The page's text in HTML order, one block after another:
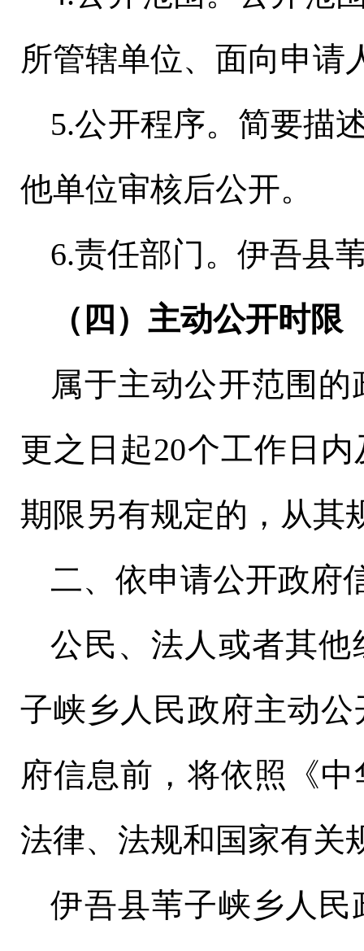
所管辖单位、面向申请
5.公开程序。简要描
他单位审核后公开。
6.责任部门。伊吾县
（四）主动公开时限
属于主动公开范围
更之日起20个工作日
期限另有规定的，从其
二、依申请公开政府
公民、法人或者其
子峡乡人民政府主动
府信息前，将依照《
法律、法规和国家有关
伊吾县苇子峡乡人